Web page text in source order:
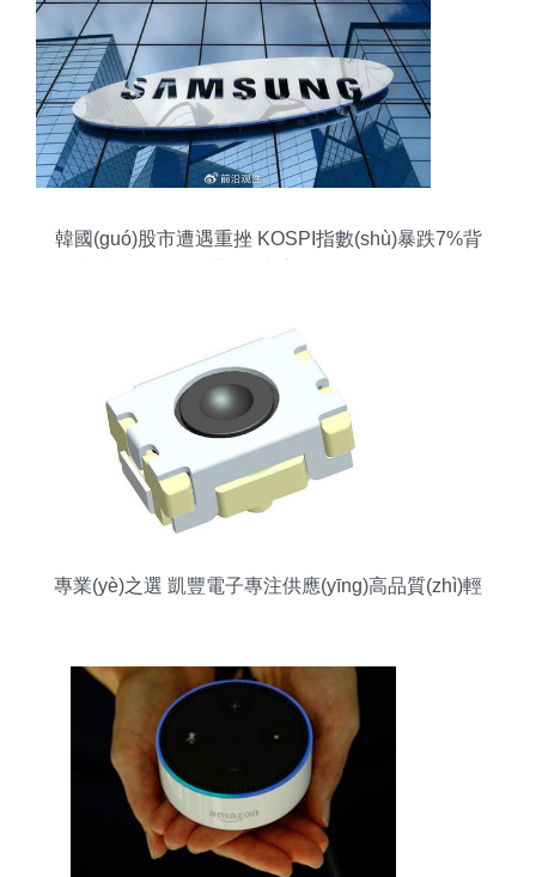
韓國(guó)股市遭遇重挫 KOSPI指數(shù)暴跌7%背
專業(yè)之選 凱豐電子專注供應(yīng)高品質(zhì)輕